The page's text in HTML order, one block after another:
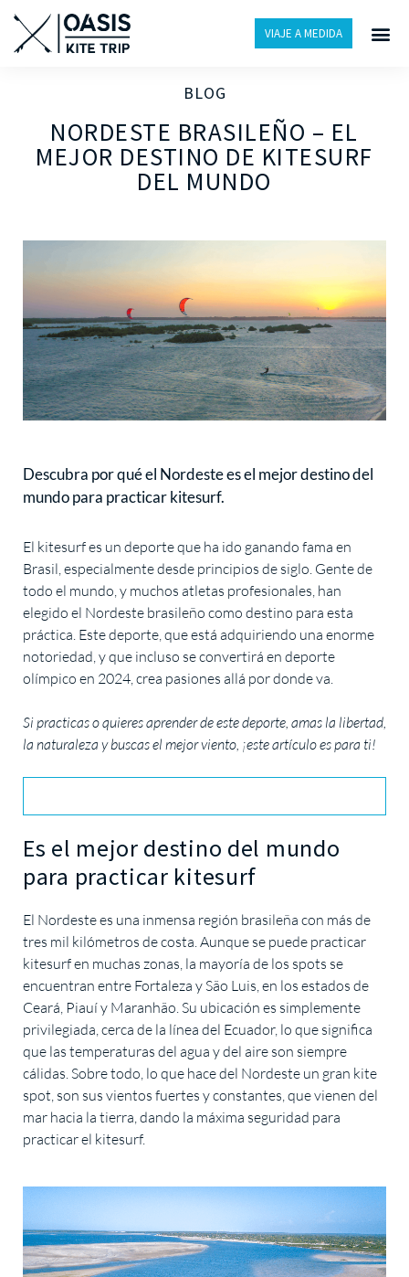
VIAJE A MEDIDA
BLOG
NORDESTE BRASILEÑO – EL
MEJOR DESTINO DE KITESURF
DEL MUNDO
Descubra por qué el Nordeste es el mejor destino del
mundo para practicar kitesurf.
El kitesurf es un deporte que ha ido ganando fama en
Brasil, especialmente desde principios de siglo. Gente de
todo el mundo, y muchos atletas profesionales, han
elegido el Nordeste brasileño como destino para esta
práctica. Este deporte, que está adquiriendo una enorme
notoriedad, y que incluso se convertirá en deporte
olímpico en 2024, crea pasiones allá por donde va.
Si practicas o quieres aprender de este deporte, amas la libertad,
la naturaleza y buscas el mejor viento, ¡este artículo es para ti!
Es el mejor destino del mundo
para practicar kitesurf
El Nordeste es una inmensa región brasileña con más de
tres mil kilómetros de costa. Aunque se puede practicar
kitesurf en muchas zonas, la mayoría de los spots se
encuentran entre Fortaleza y São Luis, en los estados de
Ceará, Piauí y Maranhão. Su ubicación es simplemente
privilegiada, cerca de la línea del Ecuador, lo que significa
que las temperaturas del agua y del aire son siempre
cálidas. Sobre todo, lo que hace del Nordeste un gran kite
spot, son sus vientos fuertes y constantes, que vienen del
mar hacia la tierra, dando la máxima seguridad para
practicar el kitesurf.